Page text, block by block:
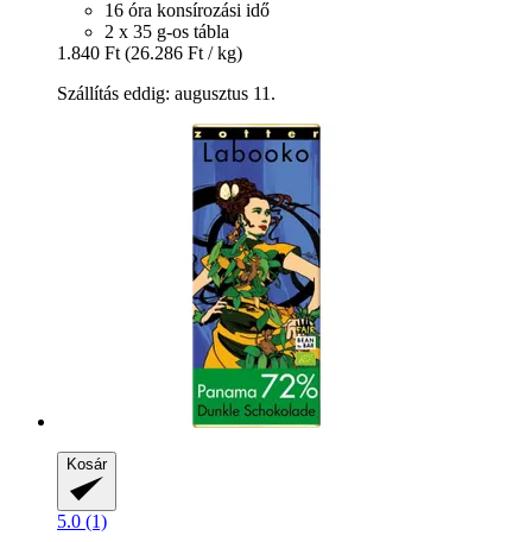
16 óra konsírozási idő
2 x 35 g-os tábla
1.840 Ft (26.286 Ft / kg)
Szállítás eddig: augusztus 11.
Kosár
5.0 (1)